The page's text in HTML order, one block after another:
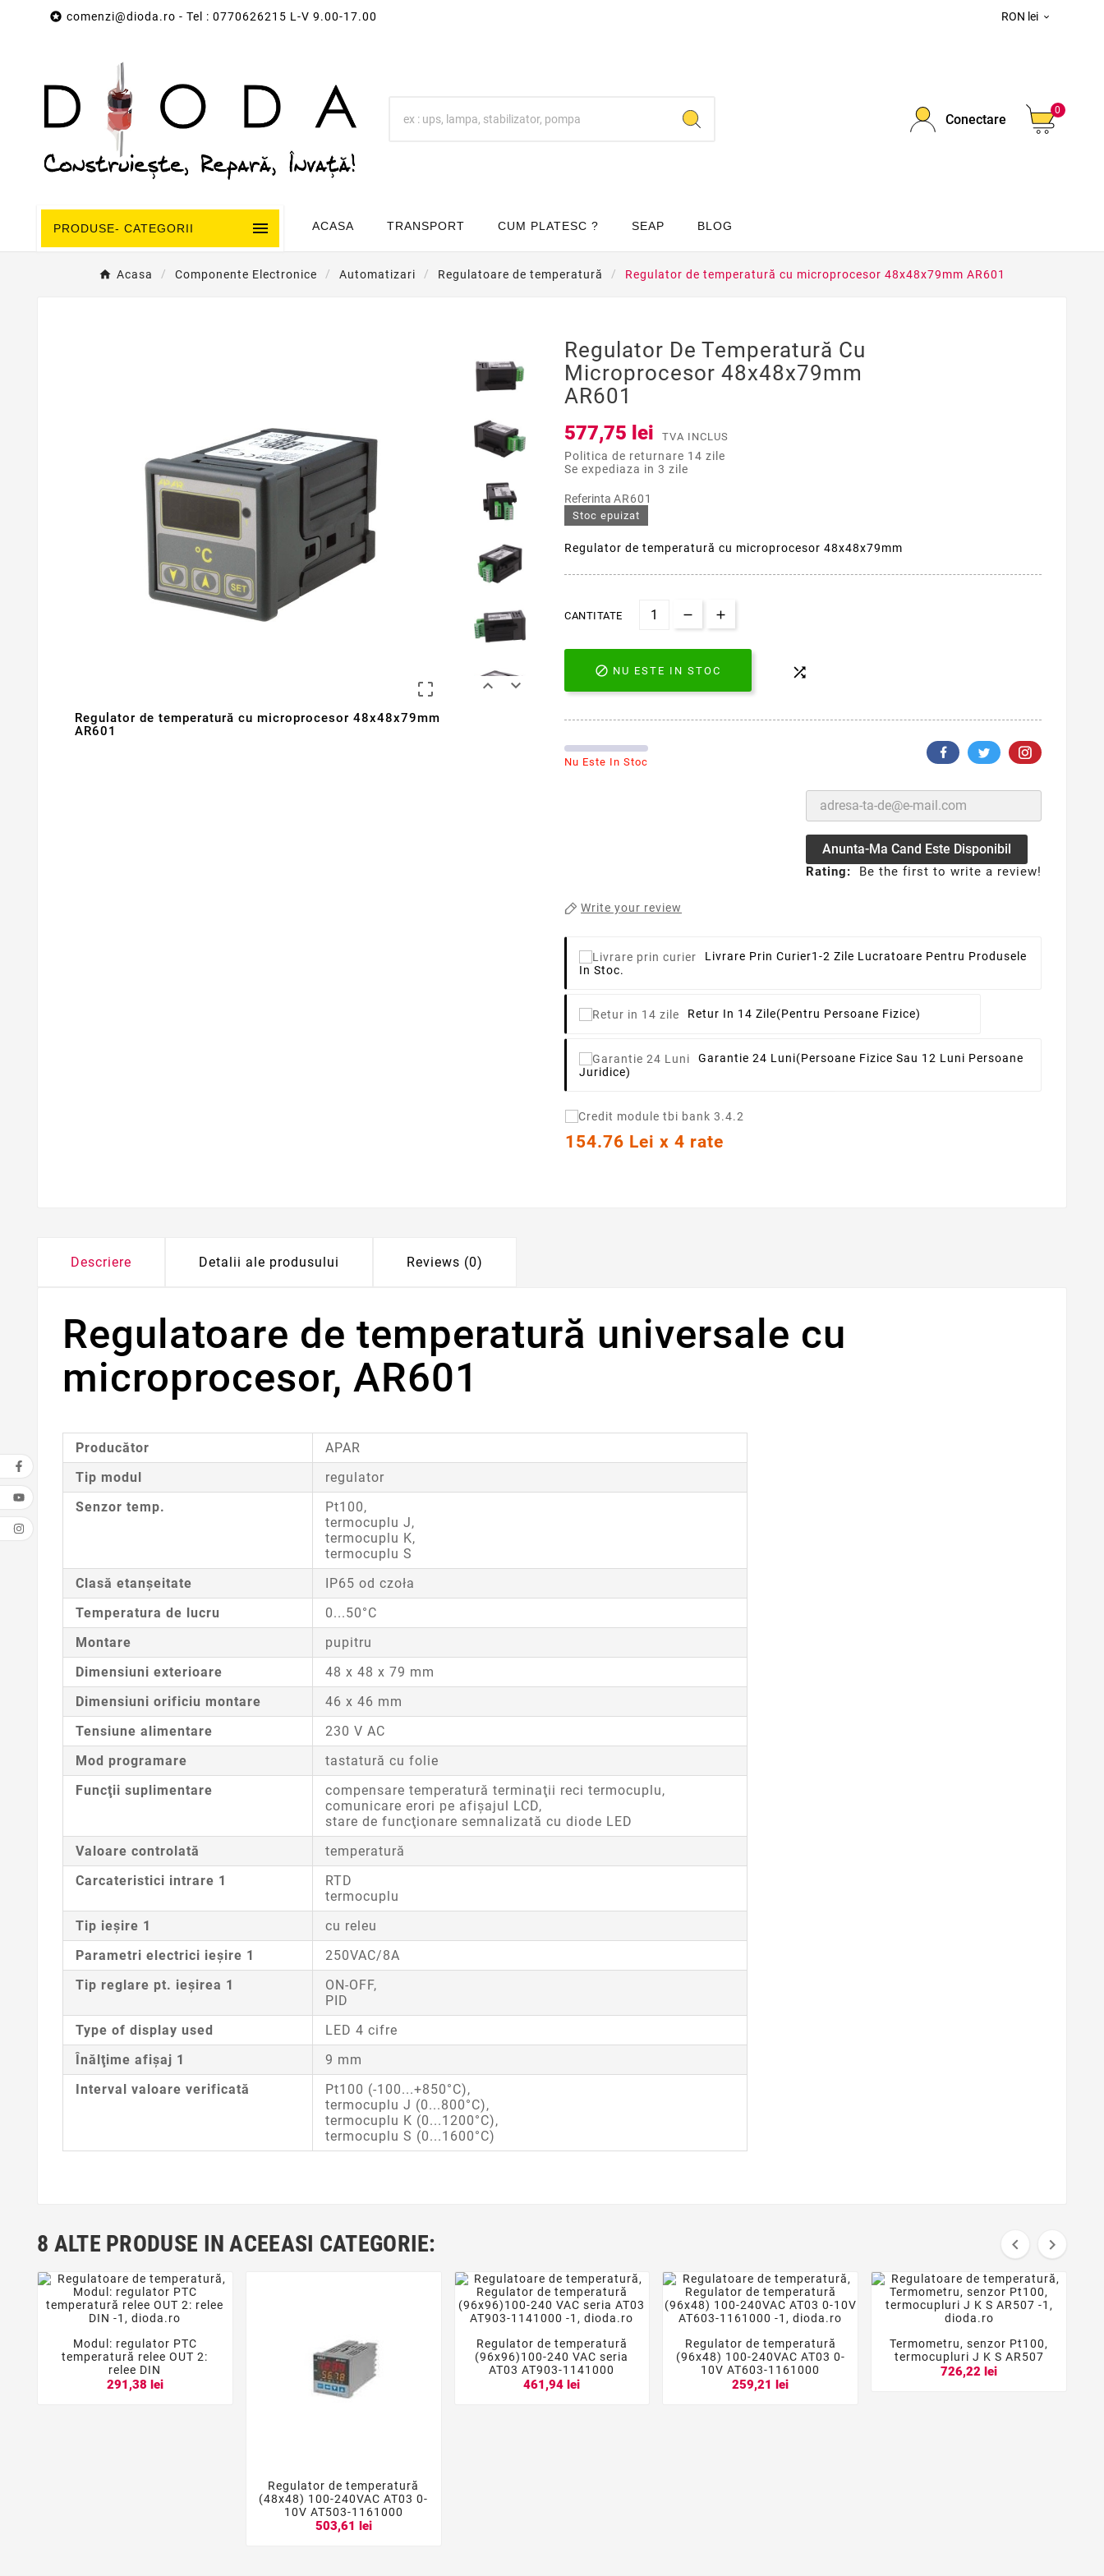
 comenzi@dioda.ro - Tel : 0770626215 L-V 9.00-17.00 RON lei 
Conectare
0
PRODUSE- CATEGORII  ACASA TRANSPORT CUM PLATESC ? SEAP BLOG
Acasa Componente Electronice Automatizari Regulatoare de temperatură Regulator de temperatură cu microprocesor 48x48x79mm AR601

Regulator de temperatură cu microprocesor 48x48x79mm
AR601
 
Regulator De Temperatură Cu
Microprocesor 48x48x79mm
AR601
577,75 lei TVA INCLUS
Politica de returnare 14 zile
Se expediaza in 3 zile
Referinta AR601
Stoc epuizat
Regulator de temperatură cu microprocesor 48x48x79mm
CANTITATE
 NU ESTE IN STOC 
Nu Este In Stoc
Anunta-Ma Cand Este Disponibil
Rating: Be the first to write a review!
Write your review
Livrare Prin Curier1-2 Zile Lucratoare Pentru Produsele
In Stoc.
Retur In 14 Zile(pentru Persoane Fizice)
Garantie 24 Luni(persoane Fizice Sau 12 Luni Persoane
Juridice)
154.76 Lei x 4 rate
Descriere Detalii ale produsului Reviews (0)
Regulatoare de temperatură universale cu
microprocesor, AR601
Producător
APAR
Tip modul
regulator
Senzor temp.
Pt100,
termocuplu J,
termocuplu K,
termocuplu S
Clasă etanşeitate
IP65 od czoła
Temperatura de lucru
0...50°C
Montare
pupitru
Dimensiuni exterioare
48 x 48 x 79 mm
Dimensiuni orificiu montare
46 x 46 mm
Tensiune alimentare
230 V AC
Mod programare
tastatură cu folie
Funcţii suplimentare
compensare temperatură terminaţii reci termocuplu,
comunicare erori pe afişajul LCD,
stare de funcţionare semnalizată cu diode LED
Valoare controlată
temperatură
Carcateristici intrare 1
RTD
termocuplu
Tip ieşire 1
cu releu
Parametri electrici ieşire 1
250VAC/8A
Tip reglare pt. ieşirea 1
ON-OFF,
PID
Type of display used
LED 4 cifre
Înălţime afişaj 1
9 mm
Interval valoare verificată
Pt100 (-100...+850°C),
termocuplu J (0...800°C),
termocuplu K (0...1200°C),
termocuplu S (0...1600°C)
8 ALTE PRODUSE IN ACEEASI CATEGORIE:  
  
Modul: regulator PTC
temperatură relee OUT 2:
relee DIN
291,38 lei
  
Regulator de temperatură
(48x48) 100-240VAC AT03 0-
10V AT503-1161000
503,61 lei
  
Regulator de temperatură
(96x96)100-240 VAC seria
AT03 AT903-1141000
461,94 lei
  
Regulator de temperatură
(96x48) 100-240VAC AT03 0-
10V AT603-1161000
259,21 lei
  
Termometru, senzor Pt100,
termocupluri J K S AR507
726,22 lei